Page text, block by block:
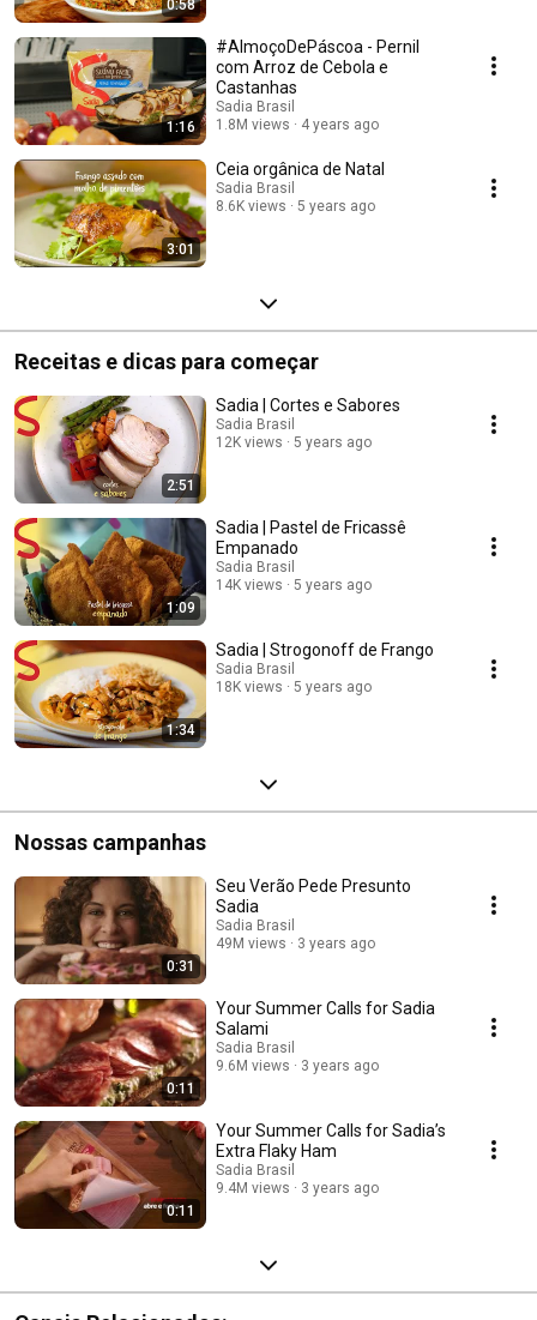
0:58
1:16
#AlmoçoDePáscoa - Pernil
com Arroz de Cebola e
Castanhas
Sadia Brasil
1.8M views
4 years ago
3:01
Ceia orgânica de Natal
Sadia Brasil
8.6K views
5 years ago
Receitas e dicas para começar
2:51
Sadia | Cortes e Sabores
Sadia Brasil
12K views
5 years ago
1:09
Sadia | Pastel de Fricassê
Empanado
Sadia Brasil
14K views
5 years ago
1:34
Sadia | Strogonoff de Frango
Sadia Brasil
18K views
5 years ago
Nossas campanhas
0:31
Seu Verão Pede Presunto
Sadia
Sadia Brasil
49M views
3 years ago
0:11
Your Summer Calls for Sadia
Salami
Sadia Brasil
9.6M views
3 years ago
0:11
Your Summer Calls for Sadia’s
Extra Flaky Ham
Sadia Brasil
9.4M views
3 years ago